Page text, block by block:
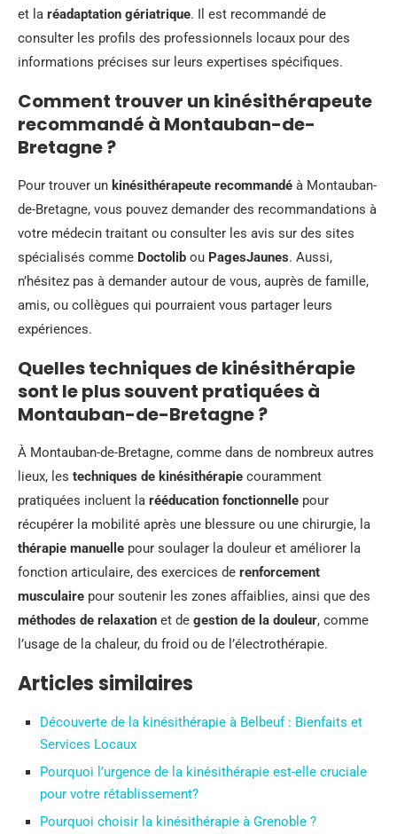
et la réadaptation gériatrique. Il est recommandé de
consulter les profils des professionnels locaux pour des
informations précises sur leurs expertises spécifiques.
Comment trouver un kinésithérapeute
recommandé à Montauban-de-
Bretagne ?
Pour trouver un kinésithérapeute recommandé à Montauban-
de-Bretagne, vous pouvez demander des recommandations à
votre médecin traitant ou consulter les avis sur des sites
spécialisés comme Doctolib ou PagesJaunes. Aussi,
n’hésitez pas à demander autour de vous, auprès de famille,
amis, ou collègues qui pourraient vous partager leurs
expériences.
Quelles techniques de kinésithérapie
sont le plus souvent pratiquées à
Montauban-de-Bretagne ?
À Montauban-de-Bretagne, comme dans de nombreux autres
lieux, les techniques de kinésithérapie couramment
pratiquées incluent la rééducation fonctionnelle pour
récupérer la mobilité après une blessure ou une chirurgie, la
thérapie manuelle pour soulager la douleur et améliorer la
fonction articulaire, des exercices de renforcement
musculaire pour soutenir les zones affaiblies, ainsi que des
méthodes de relaxation et de gestion de la douleur, comme
l’usage de la chaleur, du froid ou de l’électrothérapie.
Articles similaires
Découverte de la kinésithérapie à Belbeuf : Bienfaits et
Services Locaux
Pourquoi l’urgence de la kinésithérapie est-elle cruciale
pour votre rétablissement?
Pourquoi choisir la kinésithérapie à Grenoble ?